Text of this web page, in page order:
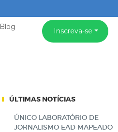
Blog Inscreva-se
ÚLTIMAS NOTÍCIAS
ÚNICO LABORATÓRIO DE
JORNALISMO EAD MAPEADO